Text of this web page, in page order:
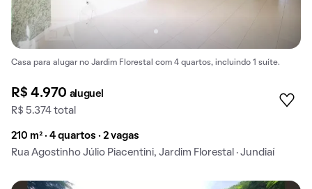
Casa para alugar no Jardim Florestal com 4 quartos, incluindo 1 suíte.
R$ 4.970 aluguel
R$ 5.374 total
210 m² · 4 quartos · 2 vagas
Rua Agostinho Júlio Piacentini, Jardim Florestal · Jundiaí